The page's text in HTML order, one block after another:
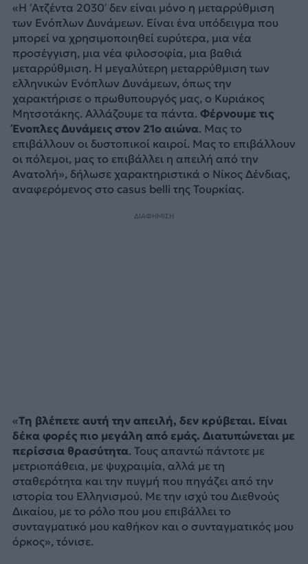
«Η ‘Ατζέντα 2030’ δεν είναι μόνο η μεταρρύθμιση
των Ενόπλων Δυνάμεων. Είναι ένα υπόδειγμα που
μπορεί να χρησιμοποιηθεί ευρύτερα, μια νέα
προσέγγιση, μια νέα φιλοσοφία, μια βαθιά
μεταρρύθμιση. Η μεγαλύτερη μεταρρύθμιση των
ελληνικών Ενόπλων Δυνάμεων, όπως την
χαρακτήρισε ο πρωθυπουργός μας, ο Κυριάκος
Μητσοτάκης. Αλλάζουμε τα πάντα. Φέρνουμε τις
Ένοπλες Δυνάμεις στον 21ο αιώνα. Μας το
επιβάλλουν οι δυστοπικοί καιροί. Μας το επιβάλλουν
οι πόλεμοι, μας το επιβάλλει η απειλή από την
Ανατολή», δήλωσε χαρακτηριστικά ο Νίκος Δένδιας,
αναφερόμενος στο casus belli της Τουρκίας.
ΔΙΑΦΗΜΙΣΗ
«Τη βλέπετε αυτή την απειλή, δεν κρύβεται. Είναι
δέκα φορές πιο μεγάλη από εμάς. Διατυπώνεται με
περίσσια θρασύτητα. Τους απαντώ πάντοτε με
μετριοπάθεια, με ψυχραιμία, αλλά με τη
σταθερότητα και την πυγμή που πηγάζει από την
ιστορία του Ελληνισμού. Με την ισχύ του Διεθνούς
Δικαίου, με το ρόλο που μου επιβάλλει το
συνταγματικό μου καθήκον και ο συνταγματικός μου
όρκος», τόνισε.